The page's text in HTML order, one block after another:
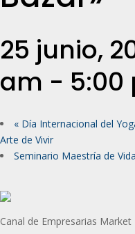
25 junio,
am - 5:00
« Día Internacional del
Arte de Vivir
Seminario Maestría de
Canal de Empresarias Market